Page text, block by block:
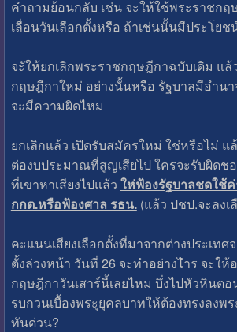
คำถามย้อนกลับ เช่น จะให้ใช้พระราชกฤ
เลื่อนวันเลือกตั้งหรือ ถ้าเช่นนั้นมีประโยช
จะัให้ยกเลิกพระราชกฤษฎีกาฉบับเดิม แ
กฤษฎีกาใหม่ อย่างนั้นหรือ รัฐบาลมีอำนา
จะมีความผิดไหม
ยกเลิกแล้ว เปิดรับสมัครใหม่ ใช่หรือไม่ แ
ต่องบประมาณที่สูญเสียไป ใครจะรับผิดช
ที่เขาหาเสียงไปแล้ว ให่ฟ้องรัฐบาลชดใช้ค่
กกต.หรือฟ้องศาล รธน.(แล้ว ปชป.จะลงเ
คะแนนเสียงเลือกตั้งที่มาจากต่างประเทศ
ตั้งล่วงหน้า วันที่ 26 จะทำอย่างไำร จะให้
กฤษฎีกาวันเสาร์นี้เลยไหม บึ่งไปหัวหินต
รบกวนเบื้องพระุยุคลบาทให้ต้องทรงลงพ
ทันด่วน?